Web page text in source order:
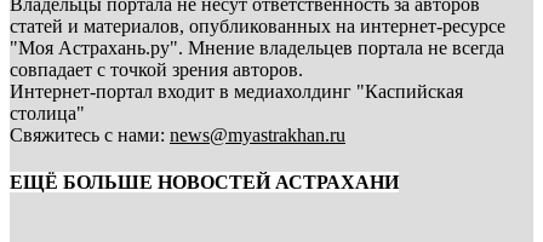
Владельцы портала не несут ответственность за авторов
статей и материалов, опубликованных на интернет-ресурсе
"Моя Астрахань.ру". Мнение владельцев портала не всегда
совпадает с точкой зрения авторов.
Интернет-портал входит в медиахолдинг "Каспийская
столица"
Свяжитесь с нами: news@myastrakhan.ru
ЕЩЁ БОЛЬШЕ НОВОСТЕЙ АСТРАХАНИ